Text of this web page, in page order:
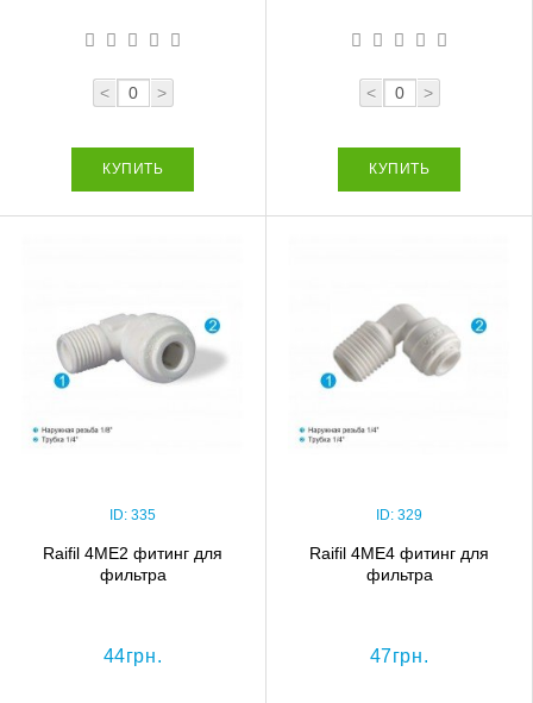
< >
КУПИТЬ
< >
КУПИТЬ
ID: 335
Raifil 4ME2 фитинг для
фильтра
44грн.
ID: 329
Raifil 4ME4 фитинг для
фильтра
47грн.